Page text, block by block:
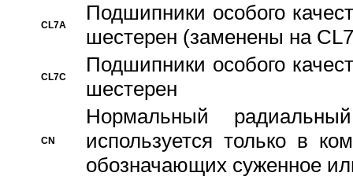
CL7A
Подшипники особого
шестерен (заменены на
CL7C
Подшипники особого
шестерен
CN
Hормальный
используется только в
обозначающих суженное